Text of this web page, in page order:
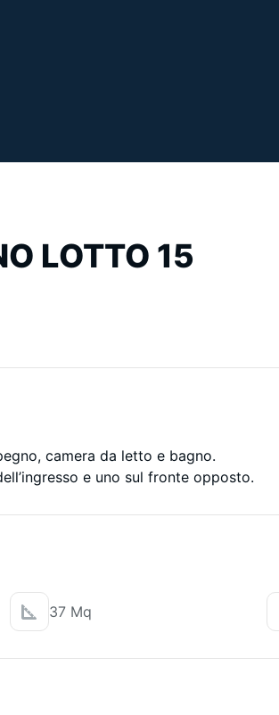
LOTTO 15
camera da letto e bagno.
e uno sul fronte opposto.
37 Mq